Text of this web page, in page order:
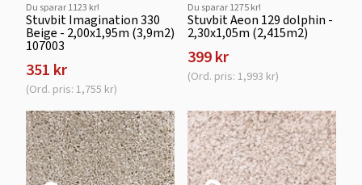
Du sparar 1123 kr!
Stuvbit Imagination 330
Beige - 2,00x1,95m (3,9m2)
107003
351 kr
(Ord. pris: 1,755 kr)
Du sparar 1275 kr!
Stuvbit Aeon 129 dolphin -
2,30x1,05m (2,415m2)
399 kr
(Ord. pris: 1,993 kr)